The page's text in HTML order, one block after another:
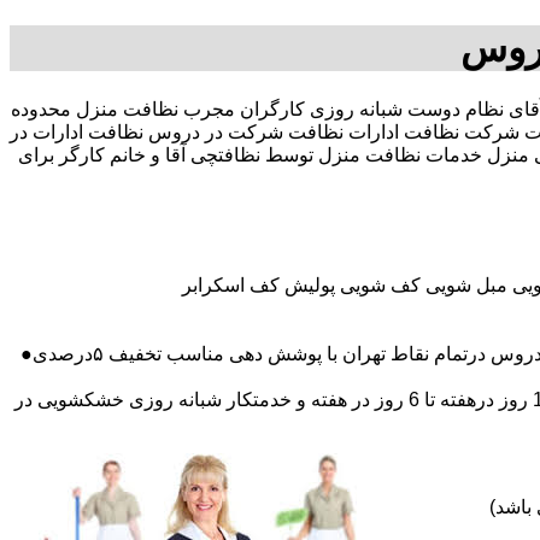
در صد تخفیف بیمه رایگان 09196351909-آقای نظام دوست شبانه روزی کارگران مجرب نظافت منزل محدوده
نظافت ادارات نظافت شرکت در دروس نظافت ادارات در
خدمات نظافت منزل توسط نظافتچی آقا و خانم کارگر برای
مبل شویی کف شویی پولیش کف اسکرابر
نقاط تهران با پوشش دهی مناسب تخفیف ۵درصدی●
اعزام نظافتچی روزمزد و مهمان دار به تمام نقاط و در سراسر تهران (حرفه ای و آموزش دیده )اعزام خدمتکار ثابت روزانه (خانم)از 1 روز درهفته تا 6 روز در هفته و خدمتکار شبانه روزی خشکشویی در
باشد)